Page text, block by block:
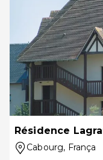
Résidence
Cabourg, França